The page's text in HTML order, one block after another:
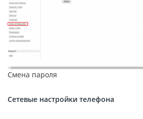
Смена пароля
Сетевые настройки телефона